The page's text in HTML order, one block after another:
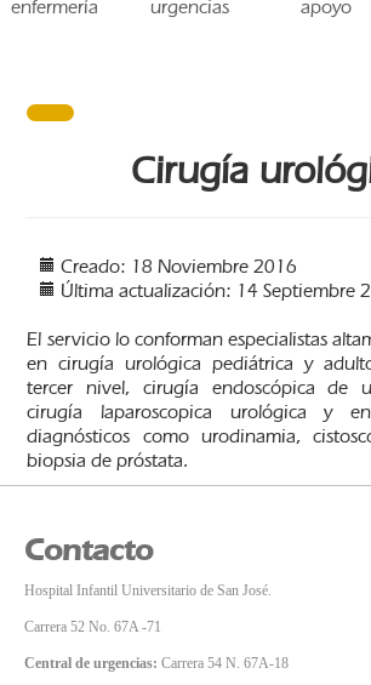
enfermería
urgencias
apoyo
Cirugía
Creado: 18 Noviembre 2016
Última actualización: 14 Septiembre
El servicio lo conforman especialistas
en cirugía urológica pediátrica y
tercer nivel, cirugía endoscópica de
cirugía laparoscopica urológica y
diagnósticos como urodinamia,
biopsia de próstata.
Contacto
Hospital Infantil Universitario de San José.
Carrera 52 No. 67A -71
Central de urgencias: Carrera 54 N. 67A-18